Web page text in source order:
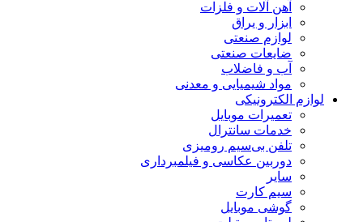
آهن آلات و فلزات
ابزار و یراق
لوازم صنعتی
ضایعات صنعتی
آب و فاضلاب
مواد شیمیایی و معدنی
لوازم الکترونیکی
تعمیرات موبایل
خدمات سانترال
تلفن بی‌سیم رومیزی
دوربین عکاسی و فیلمبرداری
سایر
سیم کارت
گوشی موبایل